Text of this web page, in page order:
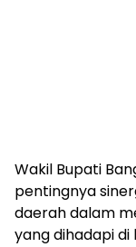
‎Wakil Bupati
pentingnya
daerah dalam
yang dihadapi di